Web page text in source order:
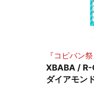
『コピバン祭
XBABA /
ダイアモン